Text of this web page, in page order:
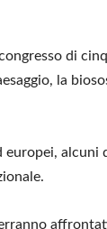
di
la
alcuni